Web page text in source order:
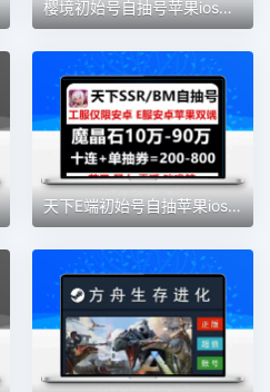
樱境初始号自抽号苹果ios安卓钻石头号抽SSR物语限定开局组合账号
天下E端初始号自抽苹果ios安卓魔晶SSR自选角色凯撒圣女便宜通用